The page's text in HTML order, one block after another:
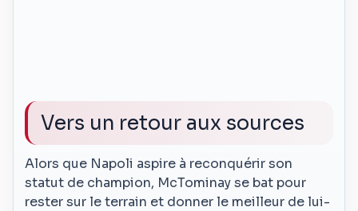
Vers un retour aux sources
Alors que Napoli aspire à reconquérir son
statut de champion, McTominay se bat pour
rester sur le terrain et donner le meilleur de lui-